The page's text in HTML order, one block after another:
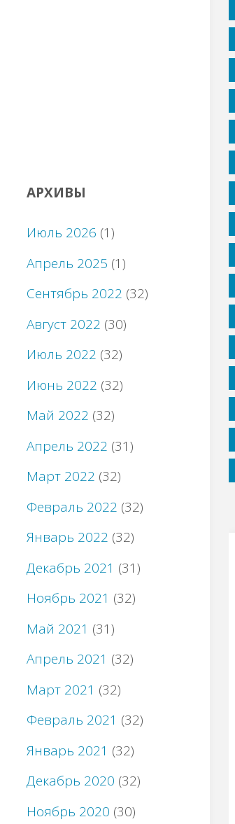
АРХИВЫ
Июль 2026 (1)
Апрель 2025 (1)
Сентябрь 2022 (32)
Август 2022 (30)
Июль 2022 (32)
Июнь 2022 (32)
Май 2022 (32)
Апрель 2022 (31)
Март 2022 (32)
Февраль 2022 (32)
Январь 2022 (32)
Декабрь 2021 (31)
Ноябрь 2021 (32)
Май 2021 (31)
Апрель 2021 (32)
Март 2021 (32)
Февраль 2021 (32)
Январь 2021 (32)
Декабрь 2020 (32)
Ноябрь 2020 (30)